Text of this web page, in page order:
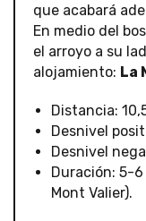
que acabará
En medio del
el arroyo a su
alojamiento: La
Distancia:
Desnivel
Desnivel
Duración: 5-
Mont Valier).